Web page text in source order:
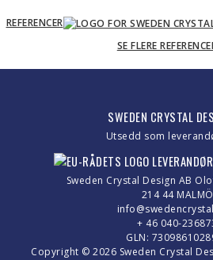
REFERENCER
SE FLERE
SWEDEN CRYSTAL
Utsedd som
Sweden Crystal Design AB
214 44 MALMÖ
+ 46 040-
GLN:
Copyright © 2026 Sweden Crystal